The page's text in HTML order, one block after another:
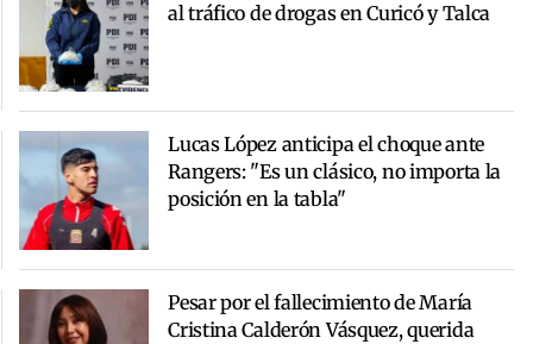
al tráfico de drogas en Curicó y Talca
Lucas López anticipa el choque ante
Rangers: "Es un clásico, no importa la
posición en la tabla"
Pesar por el fallecimiento de María
Cristina Calderón Vásquez, querida